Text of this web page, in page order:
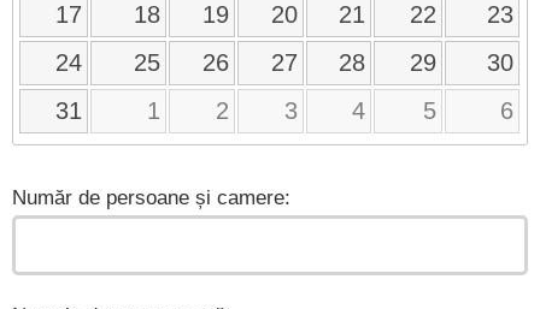
17
18 19 20 21 22
23
24
25 26 27 28 29
30
31
1 2 3 4 5 6
Număr de persoane și camere: